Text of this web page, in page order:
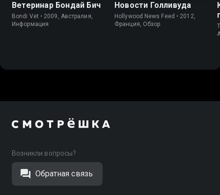
Ветеринар Бондай Бич
Bondi Vet • 2009, Австралия,
Информация
Новости Голливуда
Hollywood News Feed • 2012,
Франция, Обзор
Возникли вопросы?
Обратная связь